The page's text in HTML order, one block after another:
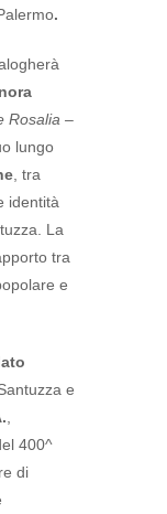
.
Rosalia –
lungo
, tra
identità
La
tra
e
e
400^
di